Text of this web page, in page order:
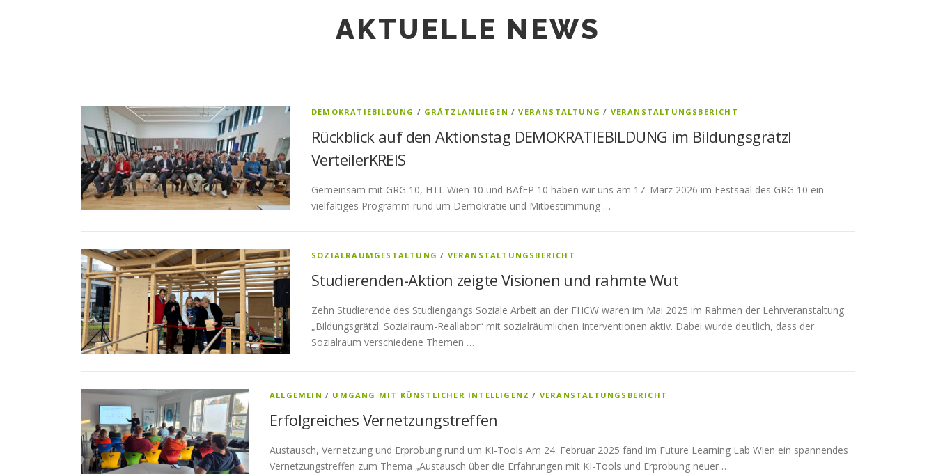
AKTUELLE NEWS
DEMOKRATIEBILDUNG / GRÄTZLANLIEGEN /VERANSTALTUNG / VERANSTALTUNGSBERICHT
Rückblick auf den Aktionstag DEMOKRATIEBILDUNG im Bildungsgrätzl
VerteilerKREIS
Gemeinsam mit GRG 10, HTL Wien 10 und BAfEP 10 haben wir uns am 17. März 2026 im Festsaal des GRG 10 ein
vielfältiges Programm rund um Demokratie und Mitbestimmung …
SOZIALRAUMGESTALTUNG / VERANSTALTUNGSBERICHT
Studierenden-Aktion zeigte Visionen und rahmte Wut
Zehn Studierende des Studiengangs Soziale Arbeit an der FHCW waren im Mai 2025 im Rahmen der Lehrveranstaltung
„Bildungsgrätzl: Sozialraum-Reallabor“ mit sozialräumlichen Interventionen aktiv. Dabei wurde deutlich, dass der
Sozialraum verschiedene Themen …
ALLGEMEIN / UMGANG MIT KÜNSTLICHER INTELLIGENZ / VERANSTALTUNGSBERICHT
Erfolgreiches Vernetzungstreffen
Austausch, Vernetzung und Erprobung rund um KI-Tools Am 24. Februar 2025 fand im Future Learning Lab Wien ein spannendes
Vernetzungstreffen zum Thema „Austausch über die Erfahrungen mit KI-Tools und Erprobung neuer …